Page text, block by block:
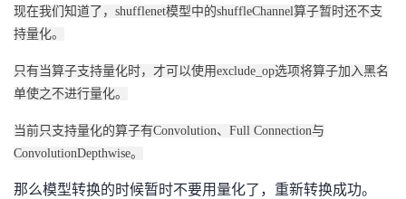
现在我们知道了，shufflenet模型中的shuffleChannel算子暂时还不支
持量化。
只有当算子支持量化时，才可以使用exclude_op选项将算子加入黑名
单使之不进行量化。
当前只支持量化的算子有Convolution、Full Connection与
ConvolutionDepthwise。
那么模型转换的时候暂时不要用量化了，重新转换成功。